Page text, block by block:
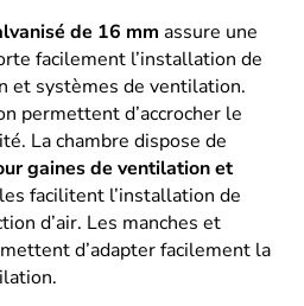
de 16 mm assure une
facilement l’installation de
et systèmes de ventilation.
permettent d’accrocher le
La chambre dispose de
gaines de ventilation et
facilitent l’installation de
d’air. Les manches et
d’adapter facilement la